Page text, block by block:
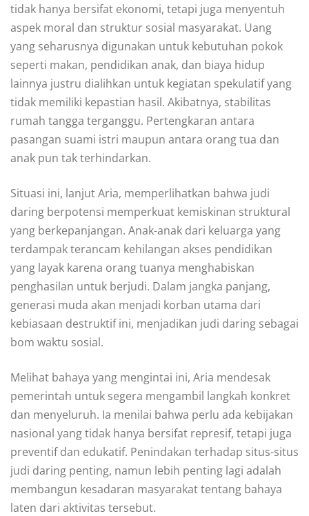
tidak hanya bersifat ekonomi, tetapi juga menyentuh
aspek moral dan struktur sosial masyarakat. Uang
yang seharusnya digunakan untuk kebutuhan pokok
seperti makan, pendidikan anak, dan biaya hidup
lainnya justru dialihkan untuk kegiatan spekulatif yang
tidak memiliki kepastian hasil. Akibatnya, stabilitas
rumah tangga terganggu. Pertengkaran antara
pasangan suami istri maupun antara orang tua dan
anak pun tak terhindarkan.
Situasi ini, lanjut Aria, memperlihatkan bahwa judi
daring berpotensi memperkuat kemiskinan struktural
yang berkepanjangan. Anak-anak dari keluarga yang
terdampak terancam kehilangan akses pendidikan
yang layak karena orang tuanya menghabiskan
penghasilan untuk berjudi. Dalam jangka panjang,
generasi muda akan menjadi korban utama dari
kebiasaan destruktif ini, menjadikan judi daring sebagai
bom waktu sosial.
Melihat bahaya yang mengintai ini, Aria mendesak
pemerintah untuk segera mengambil langkah konkret
dan menyeluruh. Ia menilai bahwa perlu ada kebijakan
nasional yang tidak hanya bersifat represif, tetapi juga
preventif dan edukatif. Penindakan terhadap situs-situs
judi daring penting, namun lebih penting lagi adalah
membangun kesadaran masyarakat tentang bahaya
laten dari aktivitas tersebut.